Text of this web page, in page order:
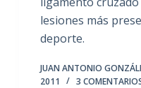
lesiones más
deporte.
JUAN ANTONIO
2011
3